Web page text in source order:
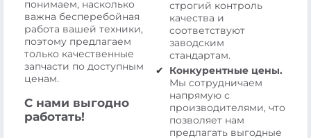
понимаем, насколько
важна бесперебойная
работа вашей техники,
поэтому предлагаем
только качественные
запчасти по доступным
ценам.
С нами выгодно
работать!
строгий контроль
качества и
соответствуют
заводским
стандартам.
Конкурентные цены.
Мы сотрудничаем
напрямую с
производителями, что
позволяет нам
предлагать выгодные